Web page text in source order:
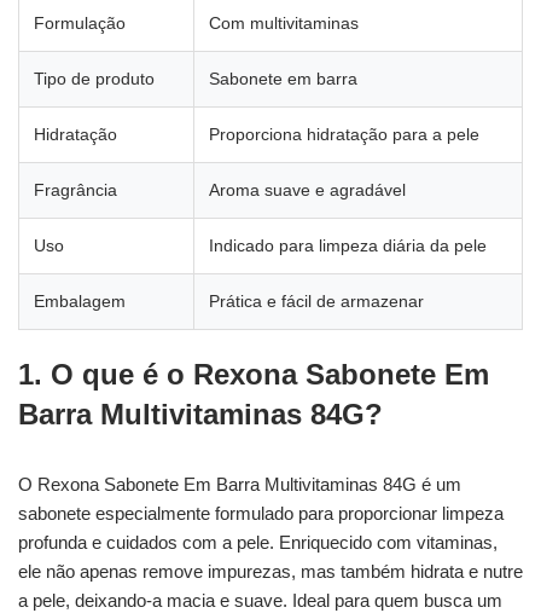
Formulação Com multivitaminas
Tipo de produto Sabonete em barra
Hidratação Proporciona hidratação para a pele
Fragrância Aroma suave e agradável
Uso Indicado para limpeza diária da pele
Embalagem Prática e fácil de armazenar
1. O que é o Rexona Sabonete Em
Barra Multivitaminas 84G?
O Rexona Sabonete Em Barra Multivitaminas 84G é um
sabonete especialmente formulado para proporcionar limpeza
profunda e cuidados com a pele. Enriquecido com vitaminas,
ele não apenas remove impurezas, mas também hidrata e nutre
a pele, deixando-a macia e suave. Ideal para quem busca um